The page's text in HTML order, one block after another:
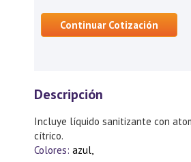
Continuar Cotización
Descripción
Incluye líquido sanitizante con
cítrico.
Colores: azul,